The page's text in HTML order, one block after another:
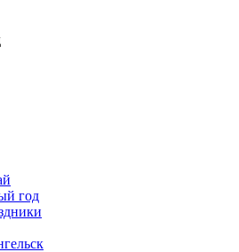
год